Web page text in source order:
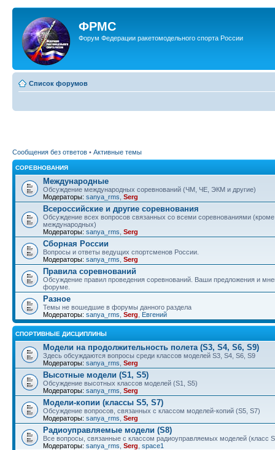
ФРМС
Форум Федерации ракетомодельного спорта России
Список форумов
Сообщения без ответов • Активные темы
СОРЕВНОВАНИЯ
Международные
Обсуждение международных соревнований (ЧМ, ЧЕ, ЭКМ и другие)
Модераторы: sanya_rms Serg
Всероссийские и другие соревнования
Обсуждение всех вопросов связанных со всеми соревнованиями (кроме
международных)
Модераторы: sanya_rms Serg
Сборная России
Вопросы и ответы ведущих спортсменов России.
Модераторы: sanya_rms Serg
Правила соревнований
Обсуждение правил проведения соревнований. Ваши предложения и
форуме.
Разное
Темы не вошедшие в форумы данного раздела
Модераторы: sanya_rms Serg Евгений
СПОРТИВНЫЕ ДИСЦИПЛИНЫ
Модели на продолжительность полета (S3, S4, S6, S9)
Здесь обсуждаются вопросы среди классов моделей S3, S4, S6, S9
Модераторы: sanya_rms Serg
Высотные модели (S1, S5)
Обсуждение высотных классов моделей (S1, S5)
Модераторы: sanya_rms Serg
Модели-копии (классы S5, S7)
Обсуждение вопросов, связанных с классом моделей-копий (S5, S7)
Модераторы: sanya_rms Serg
Радиоуправляемые модели (S8)
Все вопросы, связанные с классом радиоуправляемых моделей (класс
Модераторы: sanya_rms Serg space1